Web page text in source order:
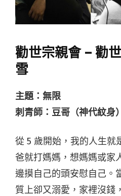
勸世宗親會 – 勸
雪
主題：無限
刺青師：豆哥（神代紋身）
從 5 歲開始，我的人生就
爸就打媽媽，想媽媽或家
邊摸自己的頭安慰自己。
質上卻又溺愛，家裡沒錢